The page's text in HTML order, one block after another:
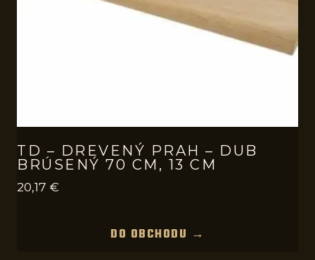
TD – DREVENÝ PRAH – DUB
BRÚSENÝ 70 CM, 13 CM
20,17 €
DO OBCHODU →